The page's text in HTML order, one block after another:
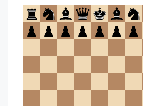
om
te
openen.